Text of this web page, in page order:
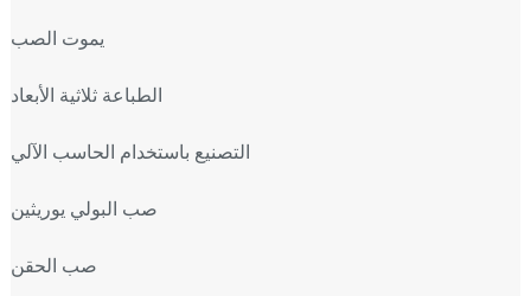
يموت الصب
الطباعة ثلاثية الأبعاد
التصنيع باستخدام الحاسب الآلي
صب البولي يوريثين
صب الحقن